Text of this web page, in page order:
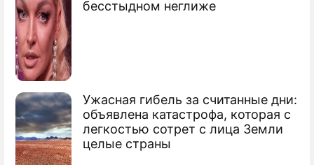
бесстыдном неглиже
Ужасная гибель за считанные дни:
объявлена катастрофа, которая с
легкостью сотрет с лица Земли
целые страны
"Команда без страны": Россия ответила
на грязную провокацию Запада